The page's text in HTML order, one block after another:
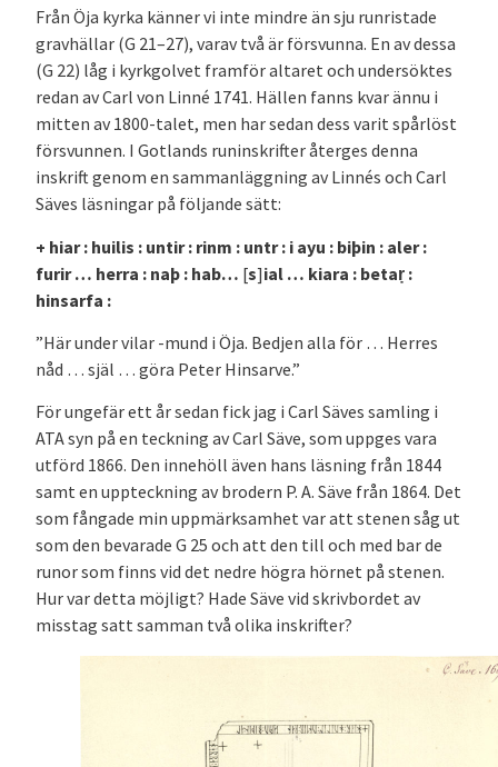
Från Öja kyrka känner vi inte mindre än sju runristade
gravhällar (G 21–27), varav två är försvunna. En av dessa
(G 22) låg i kyrkgolvet framför altaret och undersöktes
redan av Carl von Linné 1741. Hällen fanns kvar ännu i
mitten av 1800-talet, men har sedan dess varit spårlöst
försvunnen. I Gotlands runinskrifter återges denna
inskrift genom en sammanläggning av Linnés och Carl
Säves läsningar på följande sätt:
+ hiar : huilis : untir : rinm : untr : i ayu : biþin : aler :
furir … herra : naþ : hab… [s]ial … kiara : betar ̣ :
hinsarfa :
”Här under vilar -­mund i Öja. Bedjen alla för … Herres
nåd … själ … göra Peter Hinsarve.”
För ungefär ett år sedan fick jag i Carl Säves samling i
ATA syn på en teckning av Carl Säve, som uppges vara
utförd 1866. Den innehöll även hans läsning från 1844
samt en uppteckning av brodern P. A. Säve från 1864. Det
som fångade min uppmärksamhet var att stenen såg ut
som den bevarade G 25 och att den till och med bar de
runor som finns vid det nedre högra hörnet på stenen.
Hur var detta möjligt? Hade Säve vid skrivbordet av
misstag satt samman två olika inskrifter?